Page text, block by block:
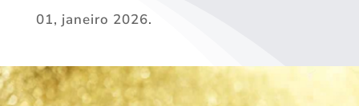
01, janeiro 2026.